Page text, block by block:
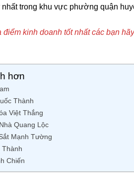
trong khu vực phường quận
kinh doanh tốt nhất các bạn
hơn
Thành
Việt Thắng
Quang Lộc
Mạnh Tường
Chiến